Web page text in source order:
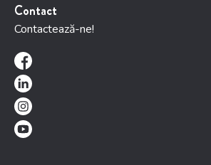
Contact
Contactează-ne!